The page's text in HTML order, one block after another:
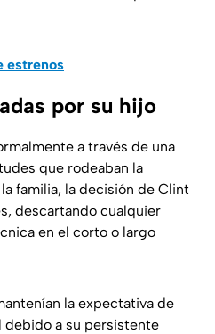
estrenos
por su hijo
a través de una
que rodeaban la
familia, la decisión de Clint
descartando cualquier
en el corto o largo
la expectativa de
debido a su persistente